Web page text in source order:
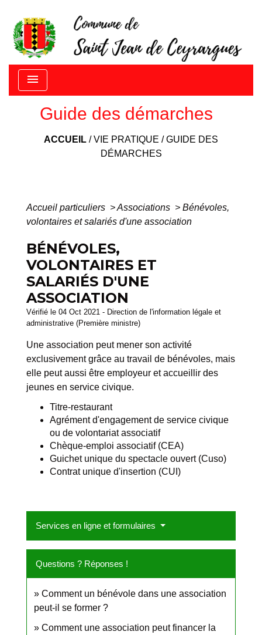
menu
Guide des démarches
ACCUEIL /VIE PRATIQUE /GUIDE DES
DÉMARCHES
Accueil particuliers >Associations > Bénévoles,
volontaires et salariés d'une association
BÉNÉVOLES,
VOLONTAIRES ET
SALARIÉS D'UNE
ASSOCIATION
Vérifié le 04 Oct 2021 - Direction de l'information légale et
administrative (Première ministre)
Une association peut mener son activité
exclusivement grâce au travail de bénévoles, mais
elle peut aussi être employeur et accueillir des
jeunes en service civique.
Titre-restaurant
Agrément d'engagement de service civique
ou de volontariat associatif
Chèque-emploi associatif (CEA)
Guichet unique du spectacle ouvert (Cuso)
Contrat unique d'insertion (CUI)
Services en ligne et formulaires
Questions ? Réponses !
Comment un bénévole dans une association
peut-il se former ?
Comment une association peut financer la